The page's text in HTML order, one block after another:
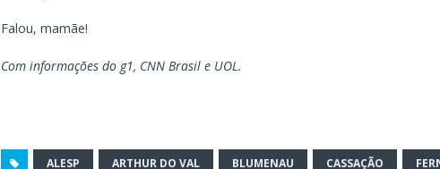
Falou, mamãe!
Com informações do g1, CNN Brasil e UOL.
ALESP ARTHUR DO VAL BLUMENAU CASSAÇÃO